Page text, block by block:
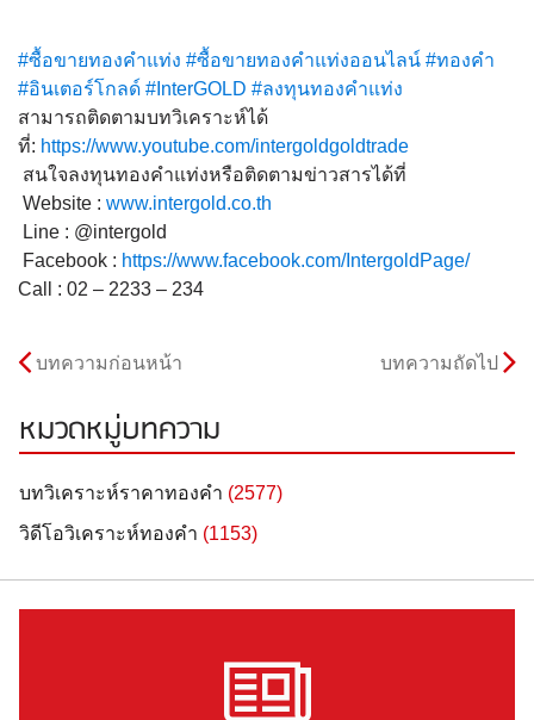
#ซื้อขายทองคำแท่ง #ซื้อขายทองคำแท่งออนไลน์ #ทองคำ
#อินเตอร์โกลด์ #InterGOLD #ลงทุนทองคำแท่ง
สามารถติดตามบทวิเคราะห์ได้
ที่: https://www.youtube.com/intergoldgoldtrade
สนใจลงทุนทองคำแท่งหรือติดตามข่าวสารได้ที่
Website : www.intergold.co.th
Line : @intergold
Facebook : https://www.facebook.com/IntergoldPage/
Call : 02 – 2233 – 234
บทความก่อนหน้า บทความถัดไป
หมวดหมู่บทความ
บทวิเคราะห์ราคาทองคำ (2577)
วิดีโอวิเคราะห์ทองคำ (1153)